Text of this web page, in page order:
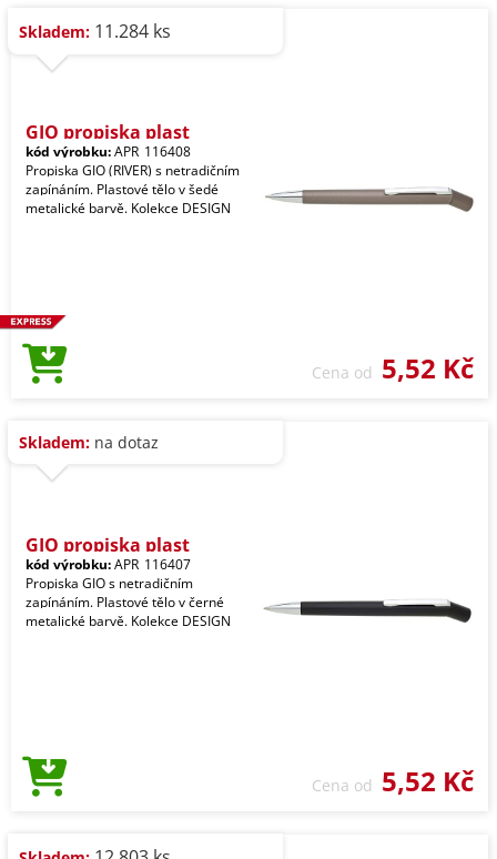
Skladem: 11.284 ks
GIO propiska plast
kód výrobku:APR_116408
Propiska GIO (RIVER) s netradičním
zapínáním. Plastové tělo v šedé
metalické barvě. Kolekce DESIGN
Cena od 5,52 Kč
Skladem: na dotaz
GIO propiska plast
kód výrobku:APR_116407
Propiska GIO s netradičním
zapínáním. Plastové tělo v černé
metalické barvě. Kolekce DESIGN
Cena od 5,52 Kč